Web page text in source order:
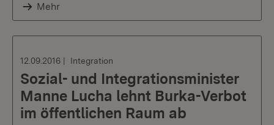
Mehr
12.09.2016 Integration
Sozial- und Integrationsminister
Manne Lucha lehnt Burka-Verbot
im öffentlichen Raum ab